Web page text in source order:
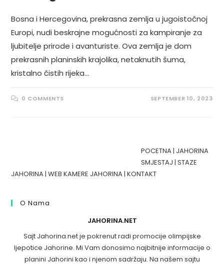
Bosna i Hercegovina, prekrasna zemlja u jugoistočnoj
Europi, nudi beskrajne mogućnosti za kampiranje za
ljubitelje prirode i avanturiste. Ova zemlja je dom
prekrasnih planinskih krajolika, netaknutih šuma,
kristalno čistih rijeka…
0 COMMENTS SEPTEMBER 10, 2023
POCETNA | JAHORINA
SMJESTAJ |STAZE
JAHORINA |WEB KAMERE JAHORINA |KONTAKT
O Nama
JAHORINA.NET
Sajt Jahorina.net je pokrenut radi promocije olimpijske
ljepotice Jahorine. Mi Vam donosimo najbitnije informacije o
planini Jahorini kao i njenom sadržaju. Na našem sajtu